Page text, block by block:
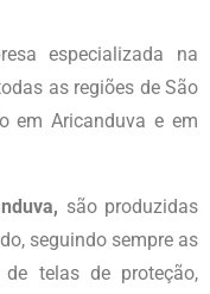
especializada na
as regiões de São
em Aricanduva e em
são produzidas
seguindo sempre as
telas de proteção,